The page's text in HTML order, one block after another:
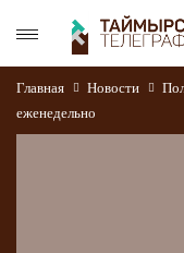
Главная Новости
еженедельно